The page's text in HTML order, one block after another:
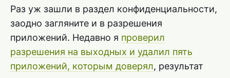
Раз уж зашли в раздел конфиденциальности,
заодно загляните и в разрешения
приложений. Недавно я проверил
разрешения на выходных и удалил пять
приложений, которым доверял, результат